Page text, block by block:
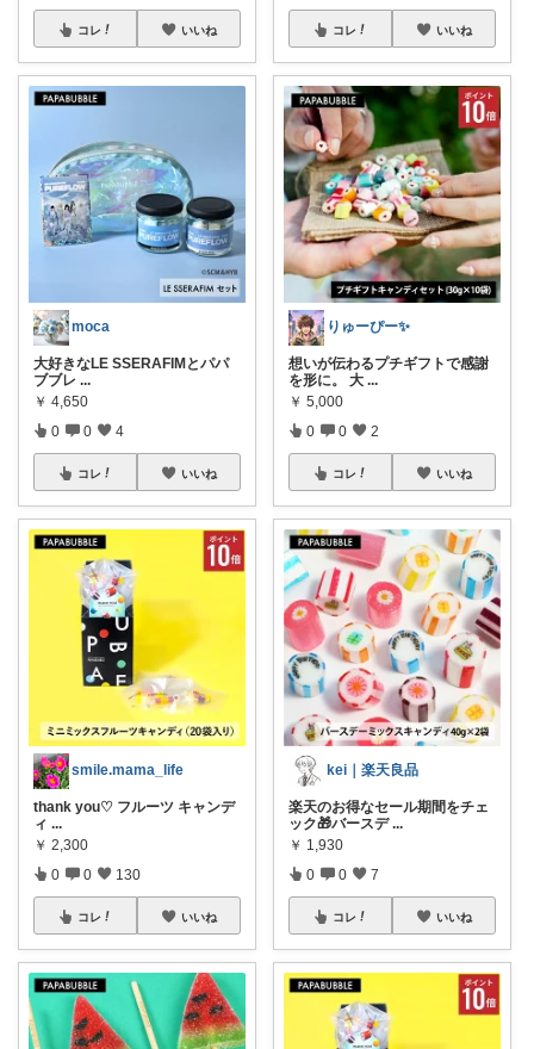
コレ いいね
moca
大好きなLE SSERAFIMとパパ
ブブレ ...
￥ 4,650
0 0 4
コレ いいね
smile.mama_life
thank you♡ フルーツ キャンデ
ィ ...
￥ 2,300
0 0 130
コレ いいね
コレ いいね
りゅーぴー✨
想いが伝わるプチギフトで感謝
を形に。 大 ...
￥ 5,000
0 0 2
コレ いいね
kei｜楽天良品
楽天のお得なセール期間をチェ
ック🎁バースデ ...
￥ 1,930
0 0 7
コレ いいね